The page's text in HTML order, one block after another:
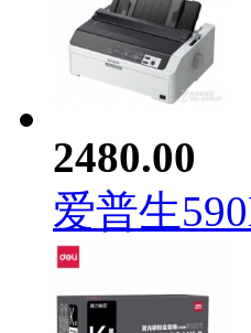
2480.00
爱普生